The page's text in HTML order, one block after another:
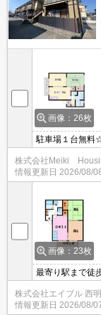
画像：26枚
駐車場１台無料
株式会社Meiki
情報更新日 2026/08/
画像：23枚
最寄り駅まで徒
株式会社エイブル 西
情報更新日 2026/08/